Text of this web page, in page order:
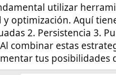
utilizar
optimización. Aquí
2. Persistencia 3.
combinar estas
tus posibilidades